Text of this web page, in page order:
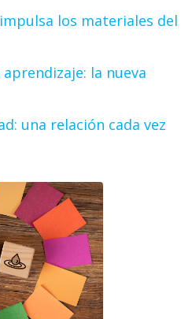
los materiales del
la nueva
una relación cada vez